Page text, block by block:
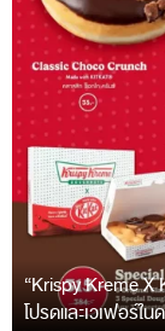
“Krispy Kreme X
โปรดและเวเฟอร์ใน